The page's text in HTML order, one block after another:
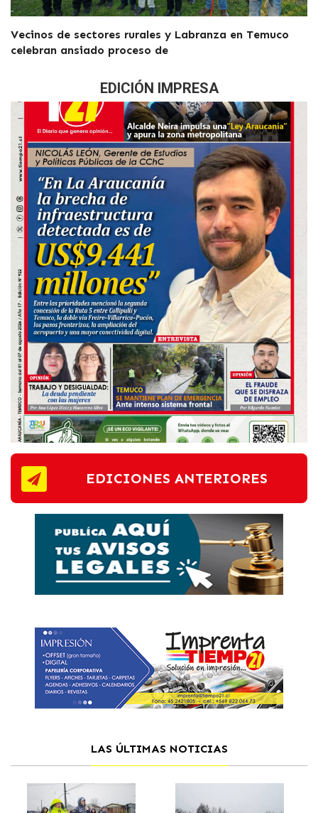
Vecinos de sectores rurales y Labranza en Temuco
celebran ansiado proceso de
EDICIÓN IMPRESA
EDICIONES ANTERIORES
LAS ÚLTIMAS NOTICIAS